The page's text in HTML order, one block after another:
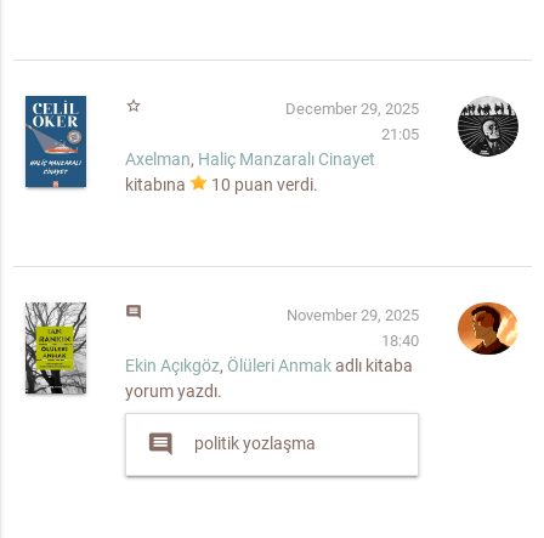
star_border
December 29, 2025
21:05
Axelman, Haliç Manzaralı Cinayet
kitabına
10 puan verdi.
comment
November 29, 2025
18:40
Ekin Açıkgöz, Ölüleri Anmak adlı kitaba
yorum yazdı.
comment politik yozlaşma